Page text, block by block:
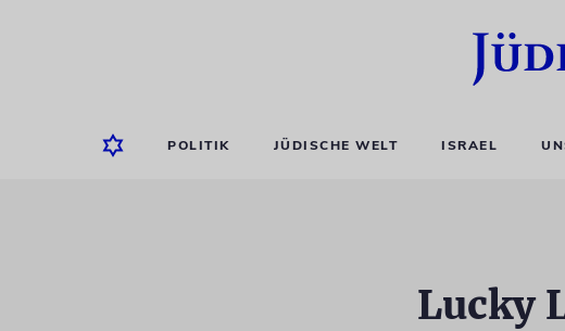
POLITIK JÜDISCHE WELT ISRAEL
Lucky